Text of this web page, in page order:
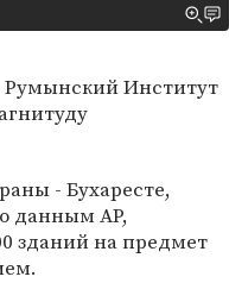
Румынский Институт
- Бухаресте,
данным AP,
зданий на предмет